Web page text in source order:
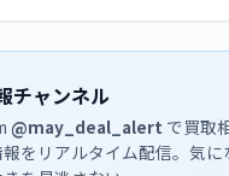
チャンネル
@may_deal_alert で買取
をリアルタイム配信。気に